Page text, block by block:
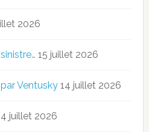
2026
15 juillet 2026
Ventusky 14 juillet 2026
juillet 2026